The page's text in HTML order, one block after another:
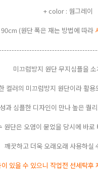
+ color : 웜그레이
(원단 폭은 재는 방법에 따라
미끄럼방지 원단 무지심플을
컬러의 미끄럼방지 원단이라 활용
과 심플한 디자인이 만나 높은 퀄
원단은 오염이 묻었을 당시에 바로
깨끗하고 더욱 오래오래 사용하실
있을 수 있으니 작업전 선세탁